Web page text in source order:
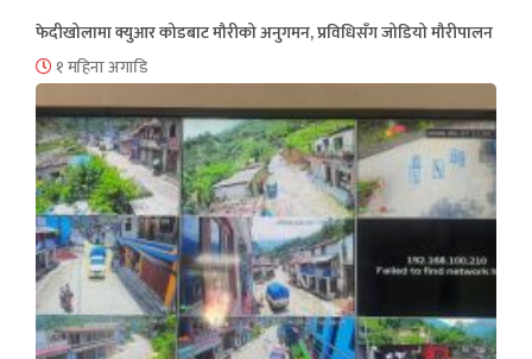
फेदीखोलामा क्युआर कोडबाट मौरीको अनुगमन, प्रविधिसँग जोडियो मौरीपालन
१ महिना अगाडि